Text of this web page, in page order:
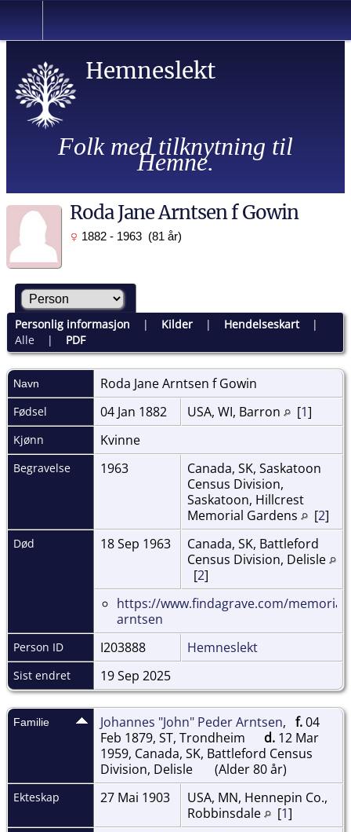
Hemneslekt
Folk med tilknytning til
Hemne.
Roda Jane Arntsen f Gowin
1882 - 1963 (81 år)
Personlig informasjon | Kilder| Hendelseskart|
Alle| PDF
Navn Roda Jane Arntsen f Gowin
Fødsel 04 Jan 1882 USA, WI, Barron [1]
Kjønn Kvinne
Begravelse 1963
Canada, SK, Saskatoon
Census Division,
Saskatoon, Hillcrest
Memorial Gardens
[2]
Død 18 Sep 1963
Canada, SK, Battleford
Census Division, Delisle
[2]
https://www.findagrave.com/
arntsen
Person ID I203888 Hemneslekt
Sist endret 19 Sep 2025
Familie Johannes "John" Peder Arntsen, f.04
Feb 1879, ST, Trondheim
d. 12 Mar
1959, Canada, SK, Battleford Census
Division, Delisle
(Alder 80 år)
Ekteskap 27 Mai 1903
USA, MN, Hennepin Co.,
Robbinsdale
[1]